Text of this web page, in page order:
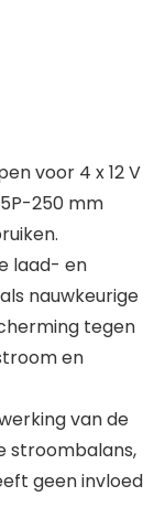
voor 4 x 12 V
250 mm
laad- en
nauwkeurige
tegen
en
van de
stroombalans,
geen invloed